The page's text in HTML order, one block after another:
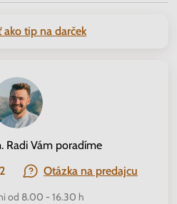
ako tip na darček
Radi Vám poradíme
Otázka na predajcu
od 8.00 - 16.30 h